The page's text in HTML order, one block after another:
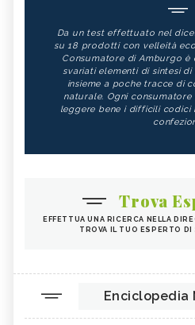
Da un test effettuato nel
su 18 prodotti con velleità
Consumatore di Amburgo è
svariati elementi di sintesi
insieme a poche tracce di
naturale. Ogni
leggere bene i difficili codici
Trova
EFFETTUA UNA RICERCA NELLA
TROVA IL TUO ESPERTO DI
Enciclopedia